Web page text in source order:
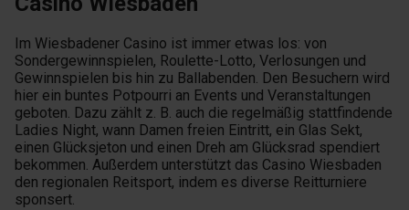
Im Wiesbadener Casino ist immer etwas los: von
Sondergewinnspielen, Roulette-Lotto, Verlosungen und
Gewinnspielen bis hin zu Ballabenden. Den Besuchern wird
hier ein buntes Potpourri an Events und Veranstaltungen
geboten. Dazu zählt z. B. auch die regelmäßig stattfindende
Ladies Night, wann Damen freien Eintritt, ein Glas Sekt,
einen Glücksjeton und einen Dreh am Glücksrad spendiert
bekommen. Außerdem unterstützt das Casino Wiesbaden
den regionalen Reitsport, indem es diverse Reitturniere
sponsert.